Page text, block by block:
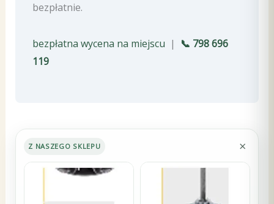
bezpłatnie.
bezpłatna wycena na miejscu |
📞 798 696
119
Z NASZEGO SKLEPU ×